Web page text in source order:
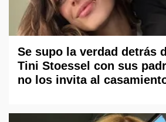
Se supo la verdad detrás
Tini Stoessel con sus
no los invita al